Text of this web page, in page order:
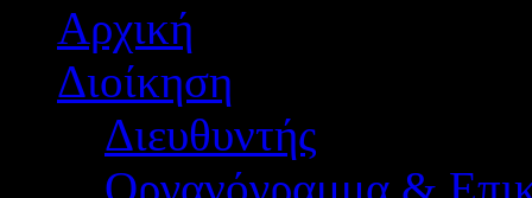
Αρχική
Διοίκηση
Διευθυντής
Οργανόγραμμα &